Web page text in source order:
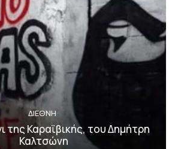
ΔΙΕΘΝΗ
της Καραϊβικής, του Δημήτρη
Καλτσώνη